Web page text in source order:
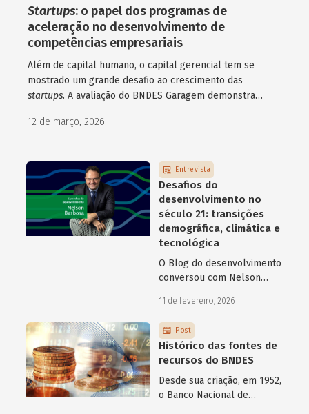
Startups: o papel dos programas de
aceleração no desenvolvimento de
competências empresariais
Além de capital humano, o capital gerencial tem se
mostrado um grande desafio ao crescimento das
startups. A avaliação do BNDES Garagem demonstra
superação desse desafio.
12 de março, 2026
Entrevista
Desafios do
desenvolvimento no
século 21: transições
demográfica, climática e
tecnológica
O Blog do desenvolvimento
conversou com Nelson
atuais do desenvolvimento
hoje.
11 de fevereiro, 2026
Post
Histórico das fontes de
recursos do BNDES
Desde sua criação, em 1952,
o Banco Nacional de